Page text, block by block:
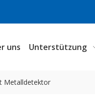
uns Unterstützung
Metalldetektor